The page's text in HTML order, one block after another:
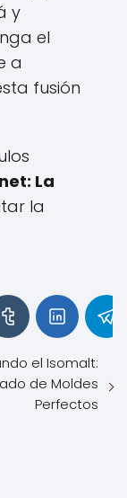
y
el
a
fusión
La
la
el Isomalt:
de Moldes
Perfectos